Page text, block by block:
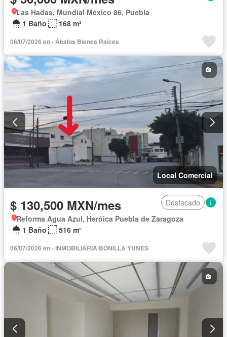
Las Hadas, Mundial México 86, Puebla
1 Baño
168 m²
06/07/2026 en - Ábalos Bienes Raíces
Local Comercial
$ 130,500 MXN/mes
Destacado
Reforma Agua Azul, Heróica Puebla de Zaragoza
1 Baño
516 m²
06/07/2026 en - INMOBILIARIA BONILLA YUNES